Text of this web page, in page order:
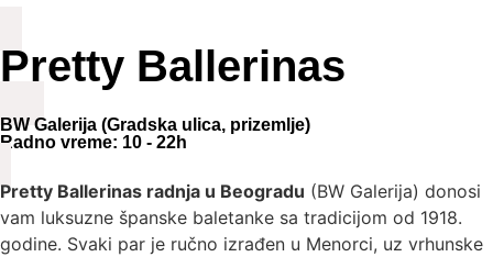
Pretty Ballerinas
BW Galerija (Gradska ulica, prizemlje)
Radno vreme: 10 - 22h
Pretty Ballerinas radnja u Beogradu (BW Galerija) donosi
vam luksuzne španske baletanke sa tradicijom od 1918.
godine. Svaki par je ručno izrađen u Menorci, uz vrhunske